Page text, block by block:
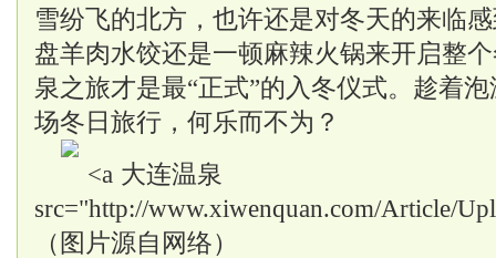
雪纷飞的北方，也许还是对冬天的来临
盘羊肉水饺还是一顿麻辣火锅来开启整
泉之旅才是最“正式”的入冬仪式。趁着
场冬日旅行，何乐而不为？
大连温泉
src="http://www.xiwenquan.com/Article/
（图片源自网络）